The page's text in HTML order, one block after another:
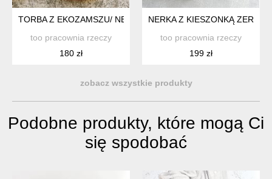
TORBA Z EKOZAMSZU/ NERKA BANAN BRĄZ
too pracownia rzeczy
180 zł
NERKA Z KIESZONKĄ ZERO
too pracownia rzeczy
199 zł
zobacz wszystkie produkty
Podobne produkty, które mogą Ci
się spodobać